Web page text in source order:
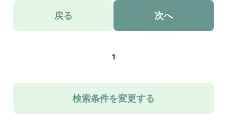
戻る 次へ
1
検索条件を変更する